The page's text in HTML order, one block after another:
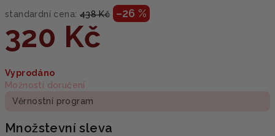
standardní cena: 438 Kč –26 %
320 Kč
cena:
Vyprodáno
Možnosti doručení
Věrnostní program
Množstevní sleva